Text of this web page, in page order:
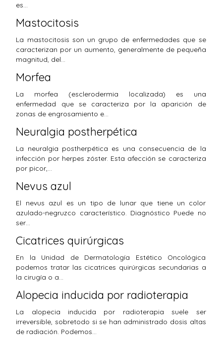
es…
Mastocitosis
La mastocitosis son un grupo de enfermedades que se
caracterizan por un aumento, generalmente de pequeña
magnitud, del…
Morfea
La morfea (esclerodermia localizada) es una
enfermedad que se caracteriza por la aparición de
zonas de engrosamiento e…
Neuralgia postherpética
La neuralgia postherpética es una consecuencia de la
infección por herpes zóster. Esta afección se caracteriza
por picor,…
Nevus azul
El nevus azul es un tipo de lunar que tiene un color
azulado-negruzco característico. Diagnóstico Puede no
ser…
Cicatrices quirúrgicas
En la Unidad de Dermatología Estético Oncológica
podemos tratar las cicatrices quirúrgicas secundarias a
la cirugía o a…
Alopecia inducida por radioterapia
La alopecia inducida por radioterapia suele ser
irreversible, sobretodo si se han administrado dosis altas
de radiación. Podemos…